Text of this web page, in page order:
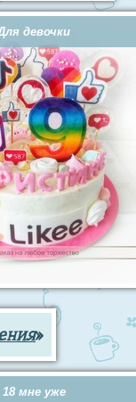
девочки
»
18 мне уже